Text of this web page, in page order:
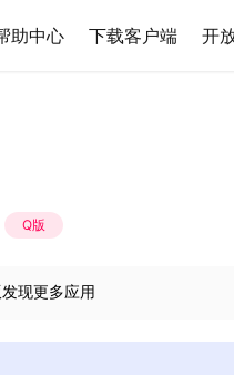
助中心 下载客户端 开
Q版
现更多应用